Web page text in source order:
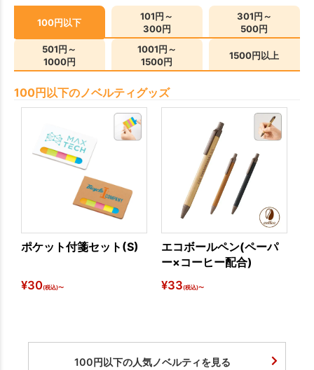
100円以下
101円～
300円
301円～
500円
501円～
1000円
1001円～
1500円
1500円以上
100円以下のノベルティグッズ
ポケット付箋セット(S)
¥30(税込)〜
エコボールペン(ペーパ
ー×コーヒー配合)
¥33(税込)〜
100円以下の人気ノベルティを見る